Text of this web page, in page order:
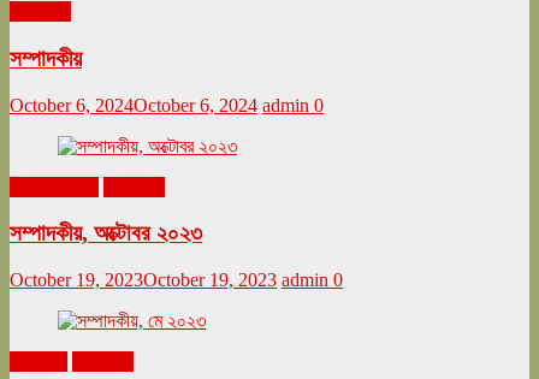
সম্পাদকীয়
October 6, 2024October 6, 2024 admin 0
সম্পাদকীয়, অক্টোবর ২০২৩
October 19, 2023October 19, 2023 admin 0